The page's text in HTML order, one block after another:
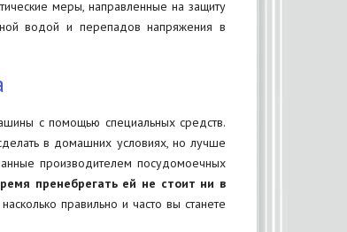
меры, направленные на защиту
водой и перепадов напряжения в
с помощью специальных средств.
в домашних условиях, но лучше
производителем посудомоечных
пренебрегать ей не стоит ни в
правильно и часто вы станете